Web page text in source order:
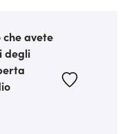
avete
degli